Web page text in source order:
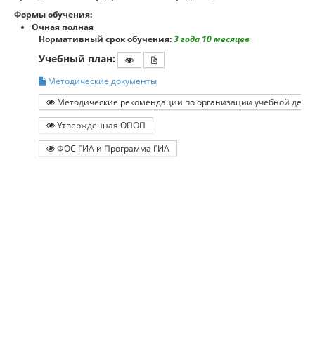
Формы обучения:
Очная полная
Нормативный срок обучения:3 года 10 месяцев
Учебный план:
Методические документы
Методические рекомендации по организации учебной
Утвержденная ОПОП
ФОС ГИА и Программа ГИА